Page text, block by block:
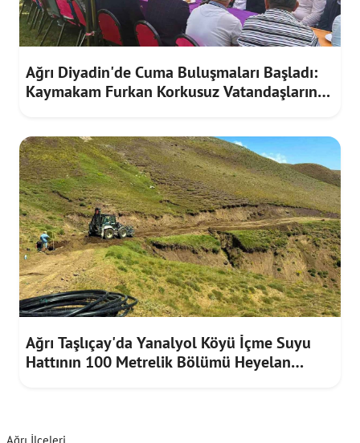
Ağrı Diyadin'de Cuma Buluşmaları Başladı:
Kaymakam Furkan Korkusuz Vatandaşların
Ağrı Taşlıçay'da Yanalyol Köyü İçme Suyu
Hattının 100 Metrelik Bölümü Heyelan